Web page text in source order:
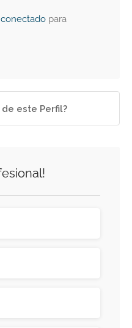
conectado para
de este Perfil?